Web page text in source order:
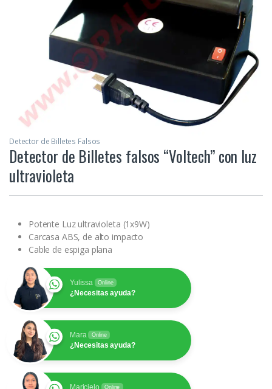
Detector de Billetes Falsos
Detector de Billetes falsos “Voltech” con luz
ultravioleta
Potente Luz ultravioleta (1x9W)
Carcasa ABS, de alto impacto
Cable de espiga plana
Yulissa Online
¿Necesitas ayuda?
Mara Online
¿Necesitas ayuda?
Maricielo Online